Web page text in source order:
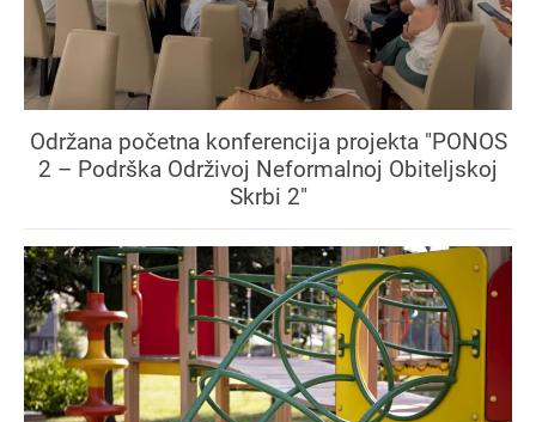
Održana početna konferencija projekta "PONOS
2 – Podrška Održivoj Neformalnoj Obiteljskoj
Skrbi 2"